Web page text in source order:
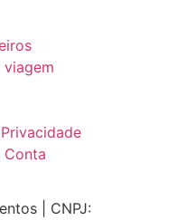
viagem
Conta
| CNPJ: